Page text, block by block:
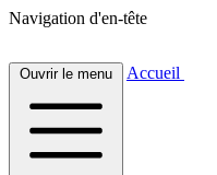
Navigation d'en-tête
Ouvrir le menu Accueil